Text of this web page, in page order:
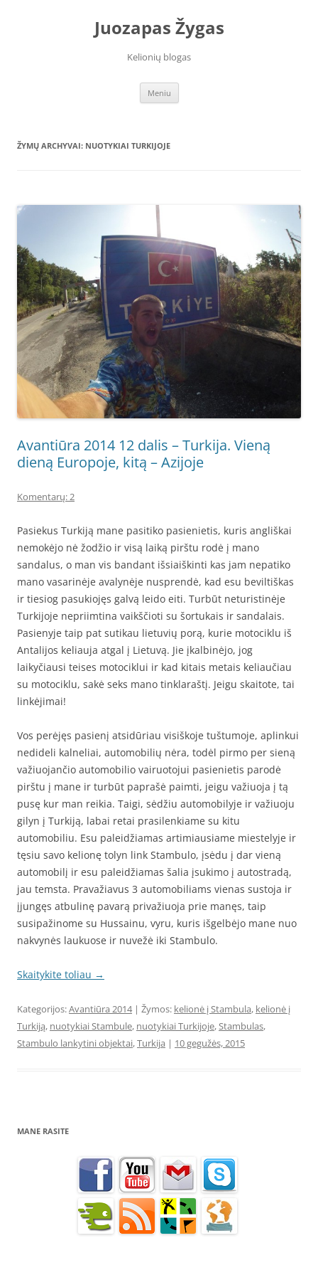
Juozapas Žygas
Kelionių blogas
Meniu Pereiti
turinio
ŽYMŲ ARCHYVAI: NUOTYKIAI TURKIJOJE
Avantiūra 2014 12 dalis – Turkija. Vieną
dieną Europoje, kitą – Azijoje
Komentarų: 2
Pasiekus Turkiją mane pasitiko pasienietis, kuris angliškai
nemokėjo nė žodžio ir visą laiką pirštu rodė į mano
sandalus, o man vis bandant išsiaiškinti kas jam nepatiko
mano vasarinėje avalynėje nusprendė, kad esu beviltiškas
ir tiesiog pasukiojęs galvą leido eiti. Turbūt neturistinėje
Turkijoje nepriimtina vaikščioti su šortukais ir sandalais.
Pasienyje taip pat sutikau lietuvių porą, kurie motociklu iš
Antalijos keliauja atgal į Lietuvą. Jie įkalbinėjo, jog
laikyčiausi teises motociklui ir kad kitais metais keliaučiau
su motociklu, sakė seks mano tinklaraštį. Jeigu skaitote, tai
linkėjimai!
Vos perėjęs pasienį atsidūriau visiškoje tuštumoje, aplinkui
nedideli kalneliai, automobilių nėra, todėl pirmo per sieną
važiuojančio automobilio vairuotojui pasienietis parodė
pirštu į mane ir turbūt paprašė paimti, jeigu važiuoja į tą
pusę kur man reikia. Taigi, sėdžiu automobilyje ir važiuoju
gilyn į Turkiją, labai retai prasilenkiame su kitu
automobiliu. Esu paleidžiamas artimiausiame miestelyje ir
tęsiu savo kelionę tolyn link Stambulo, įsėdu į dar vieną
automobilį ir esu paleidžiamas šalia įsukimo į autostradą,
jau temsta. Pravažiavus 3 automobiliams vienas sustoja ir
įjungęs atbulinę pavarą privažiuoja prie manęs, taip
susipažinome su Hussainu, vyru, kuris išgelbėjo mane nuo
nakvynės laukuose ir nuvežė iki Stambulo.
Skaitykite toliau →
Kategorijos:Avantiūra 2014| Žymos: kelionė į Stambula, kelionė į
Turkiją, nuotykiai Stambule, nuotykiai Turkijoje,Stambulas,
Stambulo lankytini objektai,Turkija | 10 gegužės, 2015
MANE RASITE